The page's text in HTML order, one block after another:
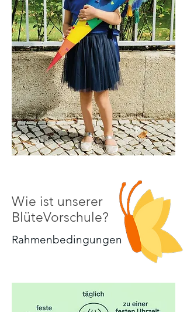
Wie ist unserer
BlüteVorschule?
Rahmenbedingungen